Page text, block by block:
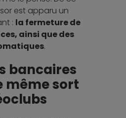
est apparu un
: la fermeture de
ainsi que des
.
bancaires
même sort